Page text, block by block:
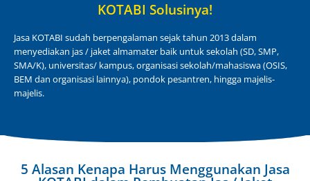
KOTABI Solusinya!
Jasa KOTABI sudah berpengalaman sejak tahun 2013 dalam
menyediakan jas / jaket almamater baik untuk sekolah (SD, SMP,
SMA/K), universitas/ kampus, organisasi sekolah/mahasiswa (OSIS,
BEM dan organisasi lainnya), pondok pesantren, hingga majelis-
majelis.
5 Alasan Kenapa Harus Menggunakan Jasa